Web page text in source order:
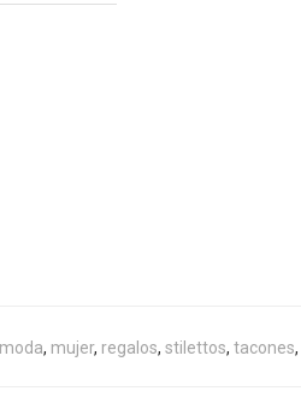
moda, mujer, regalos, stilettos, tacones,